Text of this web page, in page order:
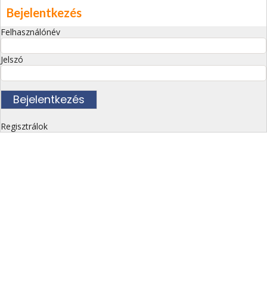
Bejelentkezés
Felhasználónév
Jelszó
Regisztrálok